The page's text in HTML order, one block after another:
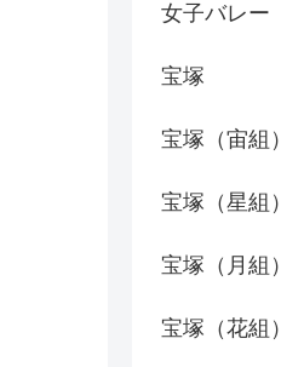
女子バレー
宝塚
宝塚（宙組）
宝塚（星組）
宝塚（月組）
宝塚（花組）